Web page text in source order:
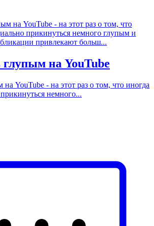
на YouTube
YouTube - на этот раз о том, что иногда
немного...